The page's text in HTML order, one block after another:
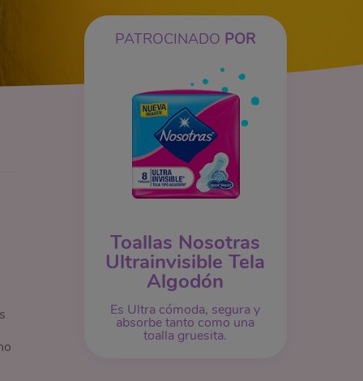
PATROCINADO POR
Toallas Nosotras
Ultrainvisible Tela
Algodón
Es Ultra cómoda, segura y
absorbe tanto como una
toalla gruesita.